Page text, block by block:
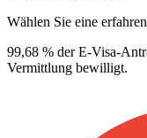
Wählen Sie eine
99,68 % der E-Visa-
Vermittlung bewilligt.